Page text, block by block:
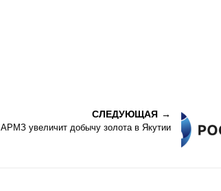
СЛЕДУЮЩАЯ
АРМЗ увеличит добычу золота в Якутии